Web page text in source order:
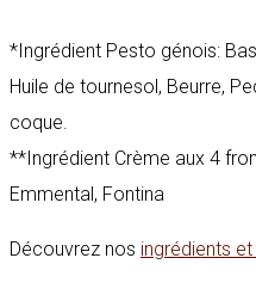
*Ingrédient Pesto génois:
Huile de tournesol, Beurre,
coque.
**Ingrédient Crème aux 4
Emmental, Fontina
Découvrez nos ingrédients